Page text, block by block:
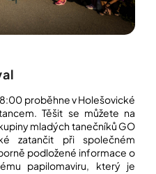
proběhne v Holešovické
Těšit se můžete na
mladých tanečníků GO
zatančit při společném
podložené informace o
papilomaviru, který je